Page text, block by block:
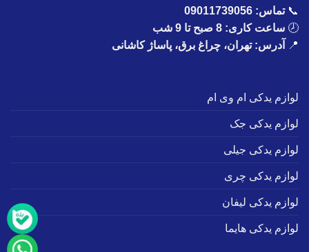
📞تماس: 09011739056
🕗 ساعت کاری: 8 صبح تا 9 شب
📍
آدرس: تهران، چراغ برق، پاساژ کاشانی
لوازم یدکی ام وی ام
لوازم یدکی جک
لوازم یدکی جیلی
لوازم یدکی چری
لوازم یدکی لیفان
لوازم یدکی هایما